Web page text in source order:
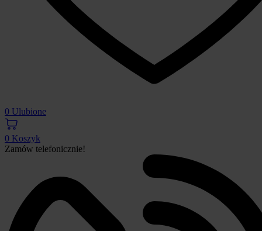
0 Ulubione
0 Koszyk
Zamów telefonicznie!